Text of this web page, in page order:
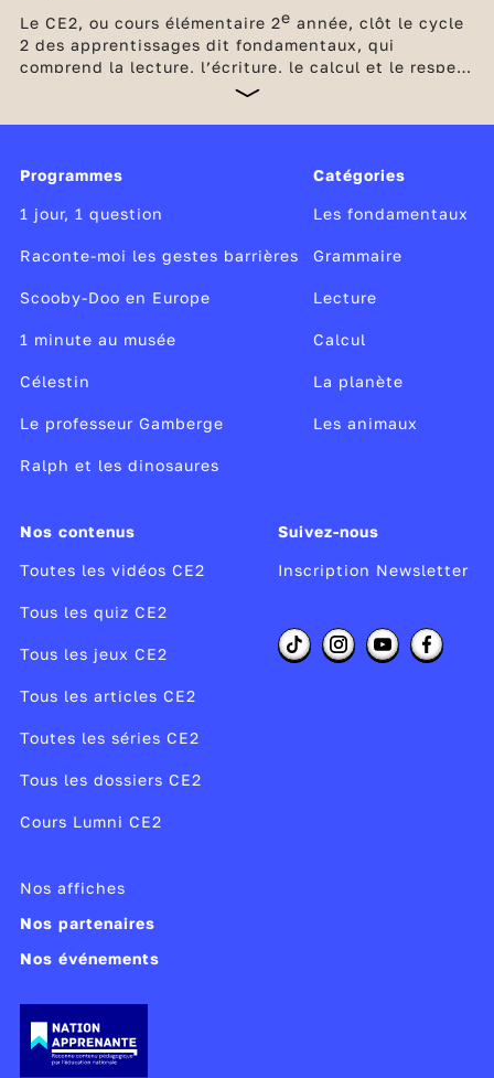
Le CE2, ou cours élémentaire 2e année, clôt le cycle
2 des apprentissages dit fondamentaux, qui
comprend la lecture, l’écriture, le calcul et le respect
d’autrui. La lecture à voix haute demeure une
écrite de l’élève. En mathématiques, le calcul mental
décimale, par l’entraînement et la mémorisation.
Programmes
1 jour, 1 question
Raconte-moi les gestes barrières
Scooby-Doo en Europe
1 minute au musée
Célestin
Le professeur Gamberge
Ralph et les dinosaures
Catégories
Les fondamentaux
Grammaire
Lecture
Calcul
La planète
Les animaux
Nos contenus
Toutes les vidéos CE2
Tous les quiz CE2
Tous les jeux CE2
Tous les articles CE2
Toutes les séries CE2
Tous les dossiers CE2
Cours Lumni CE2
Suivez-nous
Inscription Newsletter
Nos affiches
Nos partenaires
Nos événements